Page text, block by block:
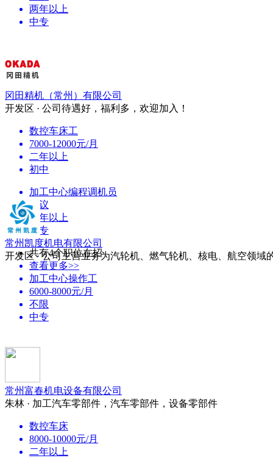
两年以上
中专
冈田精机（常州）有限公司
开发区 · 公司待遇好，福利多，欢迎加入！
数控车床工
7000-12000元/月
二年以上
初中
加工中心编程调机员
面议
三年以上
中专
共有4个职位在招
查看更多>>
常州凯度机电有限公司
开发区 · 公司主营业务为汽轮机、燃气轮机、核电、航空领域
加工中心操作工
6000-8000元/月
不限
中专
常州富春机电设备有限公司
朱林 · 加工汽车零部件，汽车零部件，设备零部件
数控车床
8000-10000元/月
二年以上